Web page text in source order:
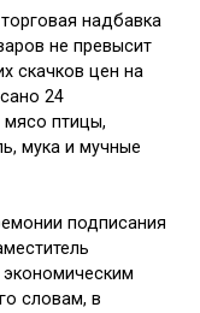
надбавка
не превысит
скачков цен на
24
птицы,
мука и мучные
подписания
экономическим
словам, в